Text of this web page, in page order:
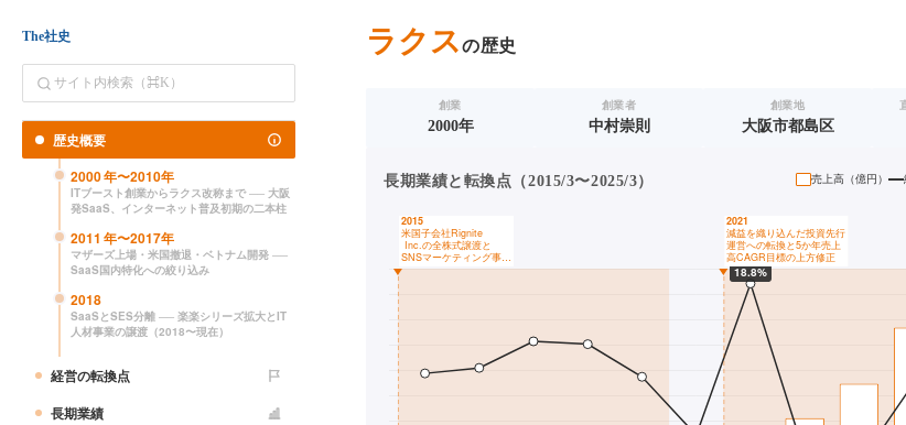
The社史
歴史概要
2000年〜2010年
ITブースト創業からラクス改称まで ── 大阪
発SaaS、インターネット普及初期の二本柱
2011 年〜2017年
マザーズ上場・米国撤退・ベトナム開発 ──
SaaS国内特化への絞り込み
2018
SaaSとSES分離 ── 楽楽シリーズ拡大とIT
人材事業の譲渡（2018〜現在）
経営の転換点
長期業績
ラクスの歴史
創業
2000年
創業者
中村崇則
創業地
大阪市都島区
長期業績と転換点（2015/3〜2025/3） 売上高（億円）